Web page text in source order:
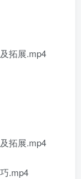
拓展.mp4
拓展.mp4
.mp4